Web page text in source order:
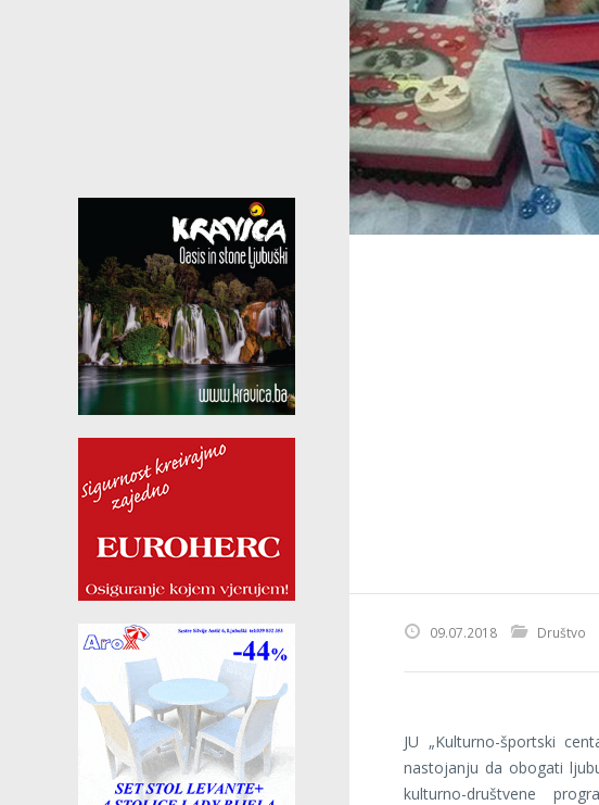
09.07.2018 Društvo
JU „Kulturno-športski
nastojanju da obogati
kulturno-društvene